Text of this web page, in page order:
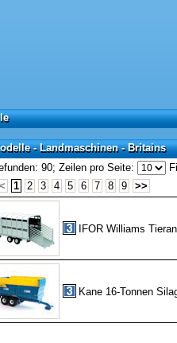
- Landmaschinen - Britains
- Landmaschinen - Britains
90; Zeilen pro Seite:
1 2 3 4 5 6 7 8 9 >>
IFOR Williams
Kane 16-Tonnen